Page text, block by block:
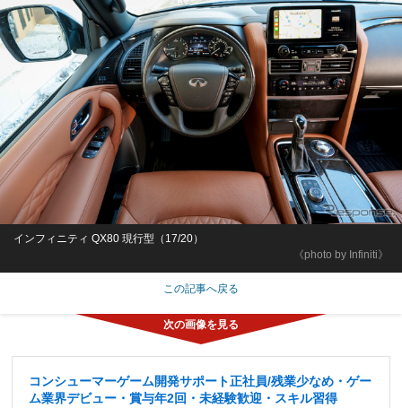
《photo by Infiniti》
インフィニティ QX80 現行型（17/20）
この記事へ戻る
コンシューマーゲーム開発サポート正社員/残業少なめ・ゲー
ム業界デビュー・賞与年2回・未経験歓迎・スキル習得